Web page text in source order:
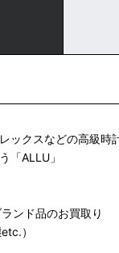
ックスなどの高級
「ALLU」
ンド品のお買取り
）